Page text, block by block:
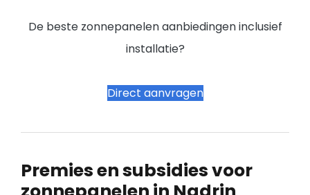
De beste zonnepanelen aanbiedingen inclusief
installatie?
Direct aanvragen
Premies en subsidies voor